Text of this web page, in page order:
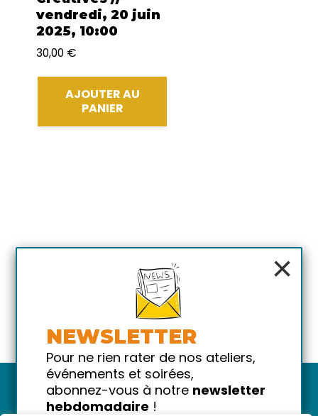
vendredi, 20 juin
2025, 10:00
30,00 €
AJOUTER AU
PANIER
×
NEWSLETTER
Pour ne rien rater de nos ateliers,
événements et soirées,
abonnez-vous à notre newsletter
hebdomadaire !